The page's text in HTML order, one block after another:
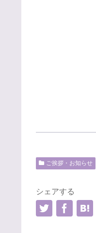
ご挨拶・お知らせ
シェアする